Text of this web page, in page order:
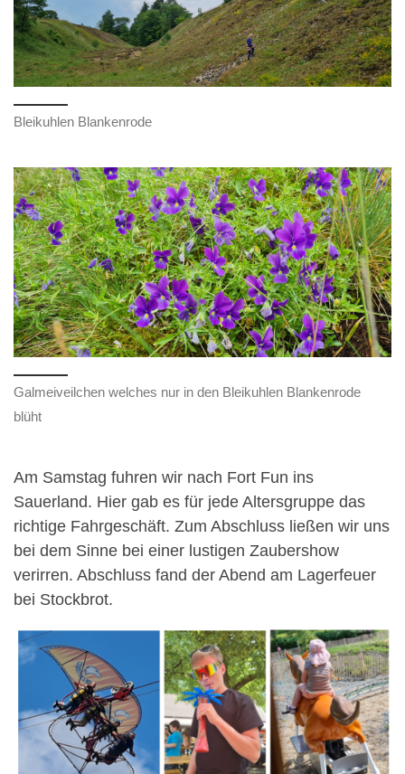
Bleikuhlen Blankenrode
Galmeiveilchen welches nur in den Bleikuhlen Blankenrode
blüht
Am Samstag fuhren wir nach Fort Fun ins
Sauerland. Hier gab es für jede Altersgruppe das
richtige Fahrgeschäft. Zum Abschluss ließen wir uns
bei dem Sinne bei einer lustigen Zaubershow
verirren. Abschluss fand der Abend am Lagerfeuer
bei Stockbrot.